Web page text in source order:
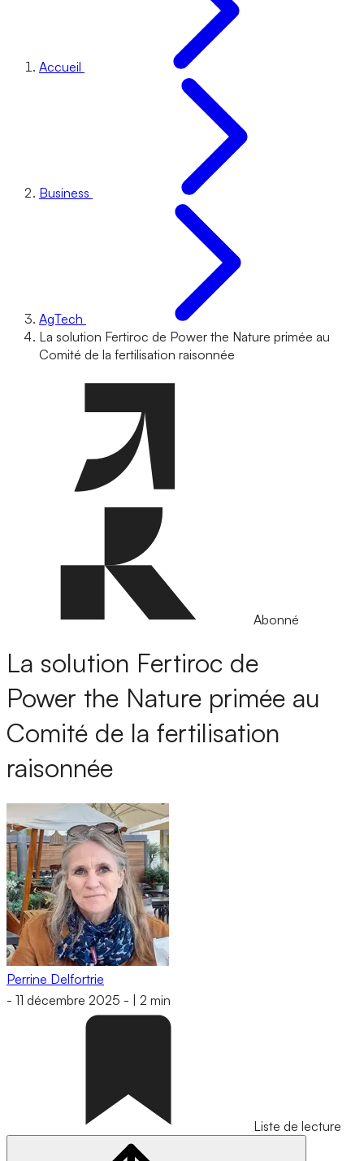
Accueil
Business
AgTech
La solution Fertiroc de Power the Nature primée au
Comité de la fertilisation raisonnée
Abonné
La solution Fertiroc de
Power the Nature primée au
Comité de la fertilisation
raisonnée
Perrine Delfortrie
- 11 décembre 2025 - 2 min
Liste de lecture